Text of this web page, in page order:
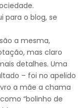
para o blog, se
a mesma,
mas claro
detalhes. Uma
– foi no apelido
a mãe a chama
“bolinho de